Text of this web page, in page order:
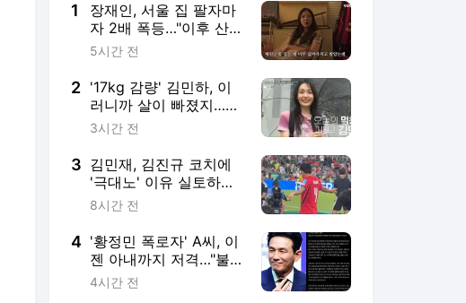
1
장재인, 서울 집 팔자마
자 2배 폭등…"이후 산
김포 집값은 떨어져" (안
5시간 전
2 '17kg 감량' 김민하, 이
러니까 살이 빠졌지…먹
방 예능 위해 "저녁 안
3시간 전
3 김민재, 김진규 코치에
'극대노' 이유 실토하다
"안 풀리는 부분 있었
으로 얘기한 것"
8시간 전
4 '황정민 폭로자' A씨, 이
젠 아내까지 저격…"불
륜이라 추궁해놓고, 이
4시간 전